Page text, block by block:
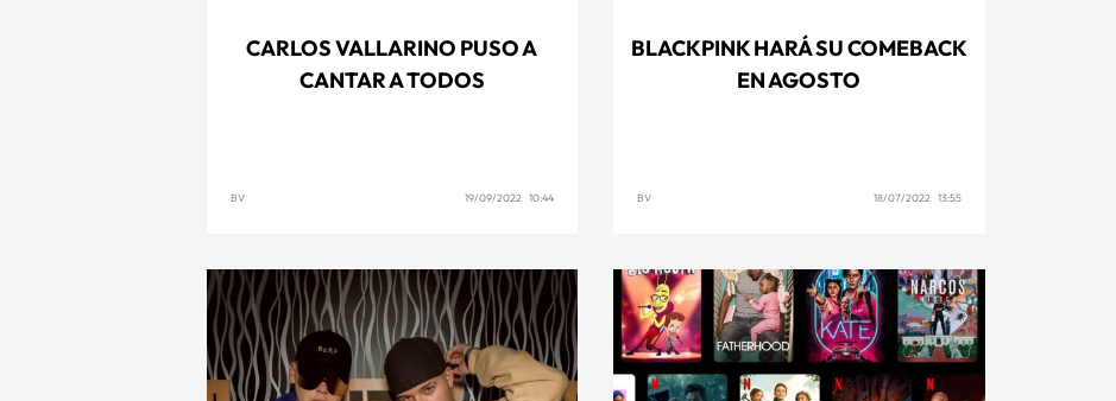
CARLOS VALLARINO PUSO A
CANTAR A TODOS
BV 19/09/2022 10:44
BLACKPINK HARÁ SU COMEBACK
EN AGOSTO
BV 18/07/2022 13:55